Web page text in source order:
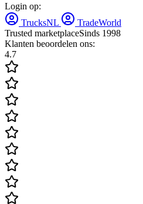
Login op:
TrucksNL
TradeWorld
Trusted marketplaceSinds 1998
Klanten beoordelen ons:
4.7